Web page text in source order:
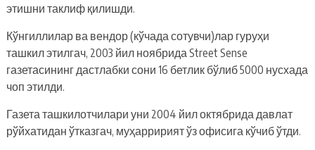
этишни таклиф қилишди.
Кўнгиллилар ва вендор (кўчада сотувчи)лар гуруҳи
ташкил этилгач, 2003 йил ноябрида Street Sense
газетасининг дастлабки сони 16 бетлик бўлиб 5000 нусхада
чоп этилди.
Газета ташкилотчилари уни 2004 йил октябрида давлат
рўйхатидан ўтказгач, муҳарририят ўз офисига кўчиб ўтди.